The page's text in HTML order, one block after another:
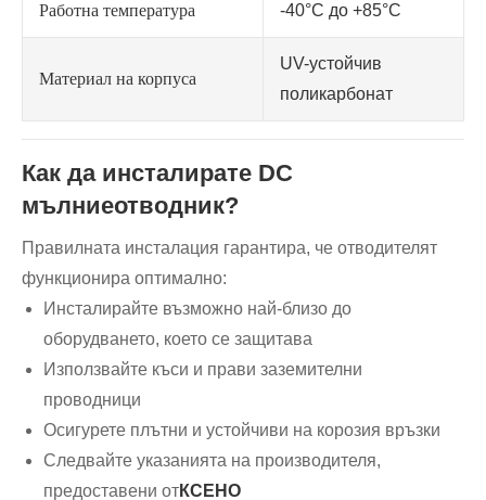
Работна температура -40°C до +85°C
Материал на корпуса
UV-устойчив
поликарбонат
Как да инсталирате DC
мълниеотводник?
Правилната инсталация гарантира, че отводителят
функционира оптимално:
Инсталирайте възможно най-близо до
оборудването, което се защитава
Използвайте къси и прави заземителни
проводници
Осигурете плътни и устойчиви на корозия връзки
Следвайте указанията на производителя,
предоставени отКСЕНО